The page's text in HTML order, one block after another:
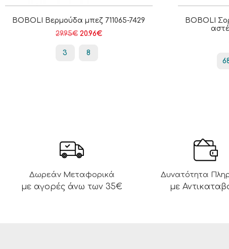
BOBOLI Βερμούδα μπεζ 711065-7429
29.95€ 20.96€
3 8
BOBOLI
Δωρεάν Μεταφορικά
με αγορές άνω των 35€
Δυνατότητα
με